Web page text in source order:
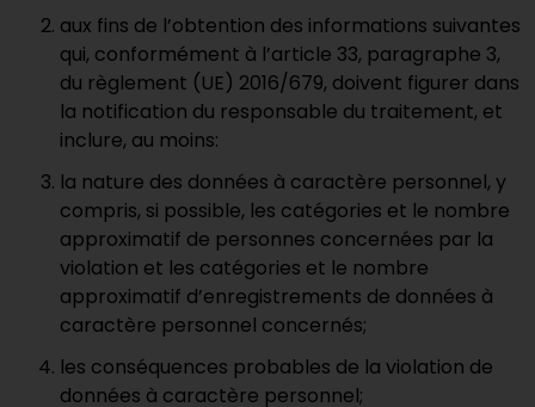
aux fins de l’obtention des informations suivantes
qui, conformément à l’article 33, paragraphe 3,
du règlement (UE) 2016/679, doivent figurer dans
la notification du responsable du traitement, et
inclure, au moins:
la nature des données à caractère personnel, y
compris, si possible, les catégories et le nombre
approximatif de personnes concernées par la
violation et les catégories et le nombre
approximatif d’enregistrements de données à
caractère personnel concernés;
les conséquences probables de la violation de
données à caractère personnel;